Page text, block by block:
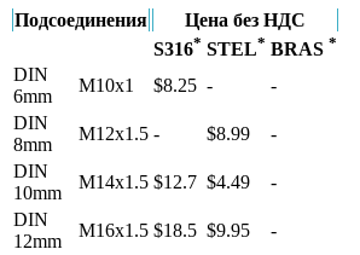
Подсоединения
Цена без НДС
S316* STEL* BRAS *
DIN
6mm
M10x1 $8.25 - -
DIN
8mm
M12x1.5 - $8.99 -
DIN
10mm
M14x1.5 $12.7 $4.49 -
DIN
12mm
M16x1.5 $18.5 $9.95 -